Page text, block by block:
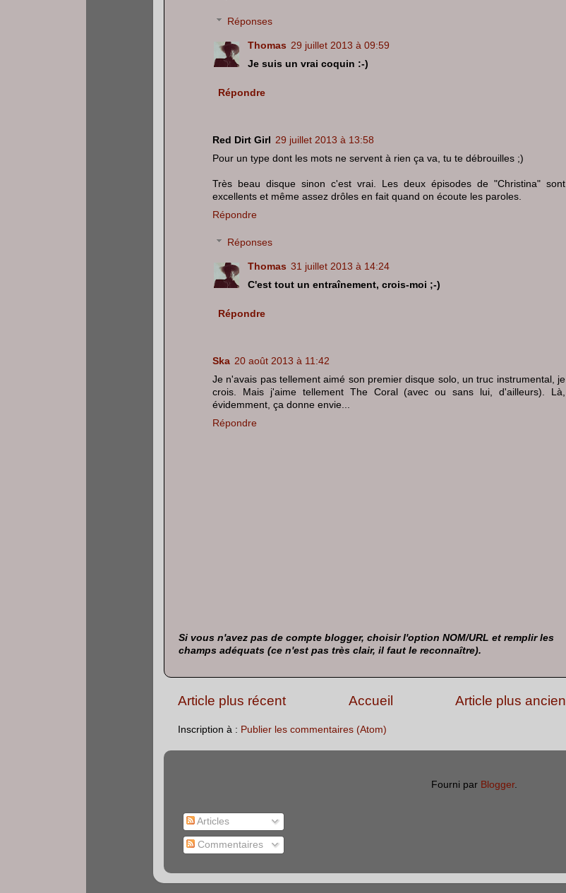
Réponses
Thomas 29 juillet 2013 à 09:59
Je suis un vrai coquin :-)
Répondre
Red Dirt Girl 29 juillet 2013 à 13:58
Pour un type dont les mots ne servent à rien ça va, tu te débrouilles ;)
Très beau disque sinon c'est vrai. Les deux épisodes de "Christina" sont
excellents et même assez drôles en fait quand on écoute les paroles.
Répondre
Réponses
Thomas 31 juillet 2013 à 14:24
C'est tout un entraînement, crois-moi ;-)
Répondre
Ska 20 août 2013 à 11:42
Je n'avais pas tellement aimé son premier disque solo, un truc instrumental, je
crois. Mais j'aime tellement The Coral (avec ou sans lui, d'ailleurs). Là,
évidemment, ça donne envie...
Répondre
Si vous n'avez pas de compte blogger, choisir l'option NOM/URL et remplir les
champs adéquats (ce n'est pas très clair, il faut le reconnaître).
Article plus récent Article plus ancien
Accueil
Inscription à : Publier les commentaires (Atom)
Fourni par Blogger.
Articles
Commentaires